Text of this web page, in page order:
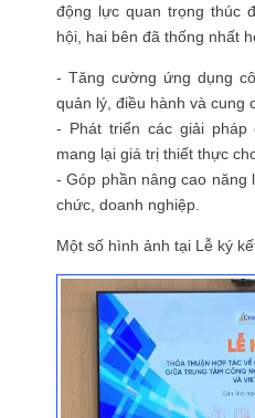
động lực quan trọng thúc
hội, hai bên đã thống nhất
- Tăng cường ứng dụng
quản lý, điều hành và cung
- Phát triển các giải pháp
mang lại giá trị thiết thực
- Góp phần nâng cao năng
chức, doanh nghiệp.
Một số hình ảnh tại Lễ ký